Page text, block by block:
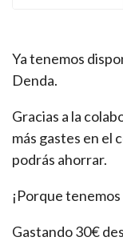
Ya tenemos
Denda.
Gracias a la
más gastes en el
podrás ahorrar.
¡Porque
Gastando 30€